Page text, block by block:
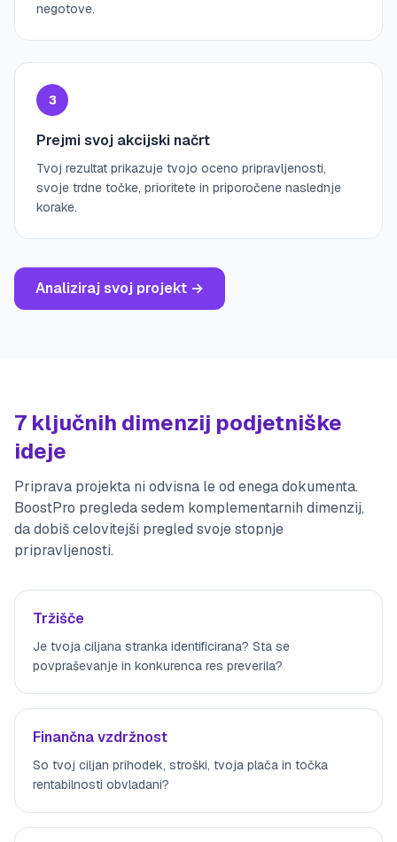
negotove.
3
Prejmi svoj akcijski načrt
Tvoj rezultat prikazuje tvojo oceno pripravljenosti,
svoje trdne točke, prioritete in priporočene naslednje
korake.
Analiziraj svoj projekt →
7 ključnih dimenzij podjetniške
ideje
Priprava projekta ni odvisna le od enega dokumenta.
BoostPro pregleda sedem komplementarnih dimenzij,
da dobiš celovitejši pregled svoje stopnje
pripravljenosti.
Tržišče
Je tvoja ciljana stranka identificirana? Sta se
povpraševanje in konkurenca res preverila?
Finančna vzdržnost
So tvoj ciljan prihodek, stroški, tvoja plača in točka
rentabilnosti obvladani?